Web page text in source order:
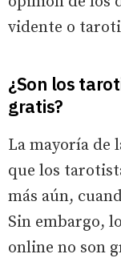
vidente o
¿Son los
gratis?
La mayoría de
que los
más aún,
Sin embargo,
online no son